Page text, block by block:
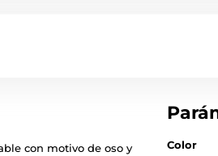
con motivo de oso y
Color